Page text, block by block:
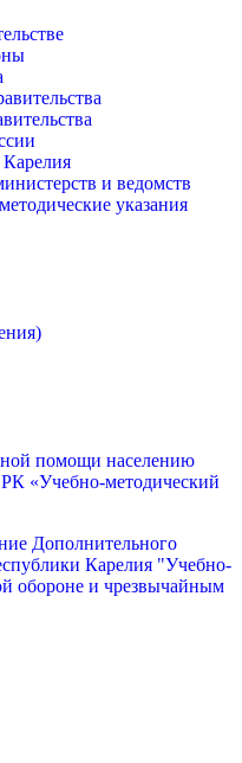
и ведомств
указания
помощи населению
«Учебно-методический
Дополнительного
Карелия "Учебно-
обороне и чрезвычайным